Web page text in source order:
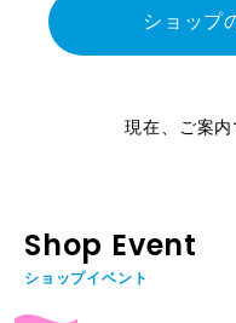
ショップ
現在、ご案内
Shop Event
ショップイベント